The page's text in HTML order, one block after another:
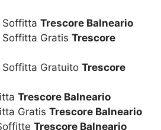
Soffitta Trescore Balneario
Gratis Trescore
Soffitta Gratuito Trescore
Trescore Balneario
Gratis Trescore Balneario
Trescore Balneario